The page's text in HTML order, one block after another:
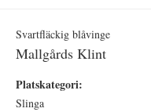
Svartfläckig blåvinge
Mallgårds Klint
Platskategori:
Slinga